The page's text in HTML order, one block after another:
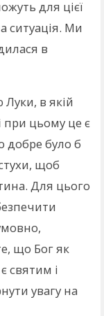
для цієї
ситуація. Ми
в
в якій
при цьому це є
добре було б
щоб
Для цього
що Бог як
святим і
увагу на